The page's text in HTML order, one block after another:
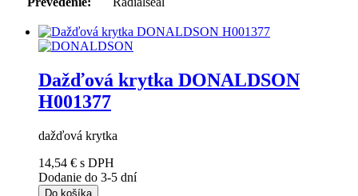
Dažďová krytka DONALDSON
H001377
dažďová krytka
14,54 € s DPH
Dodanie do 3-5 dní
Do košíka